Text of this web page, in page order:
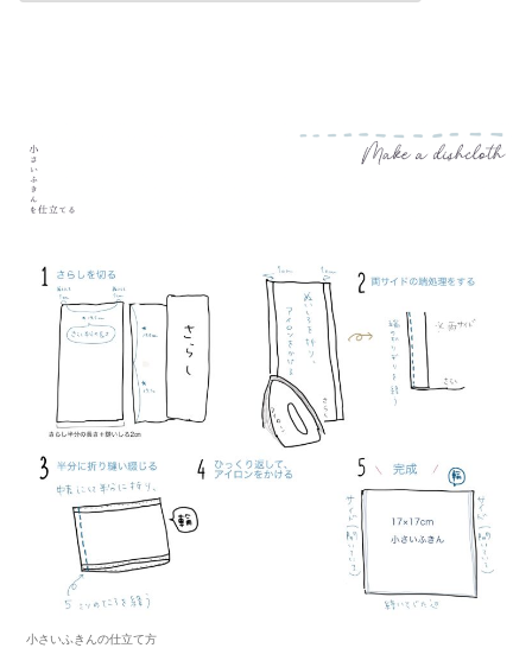
小さいふきんの仕立て方